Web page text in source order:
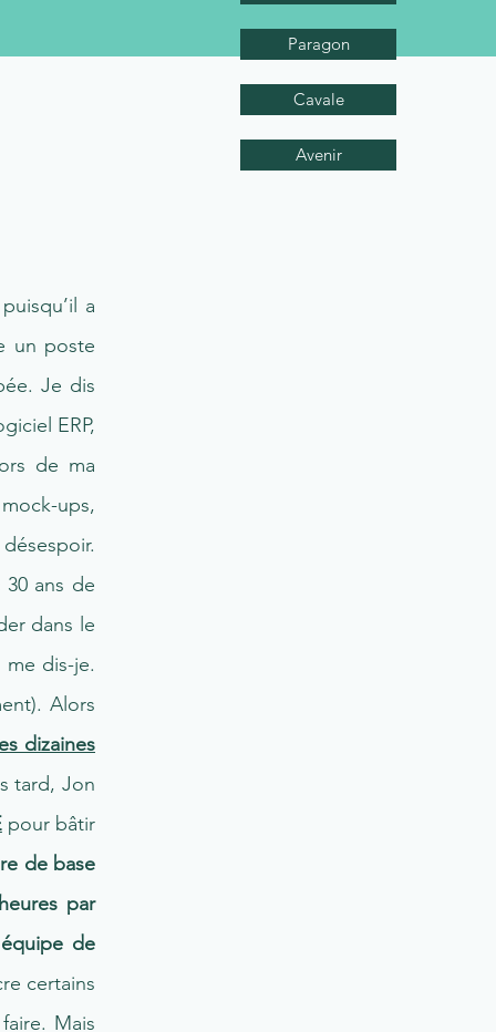
Paragon
Cavale
Avenir
a
un poste
Je dis
ERP,
de ma
ups,
ans de
dans le
dis-je.
Alors
dizaines
tard, Jon
pour bâtir
de base
par
de
certains
Mais